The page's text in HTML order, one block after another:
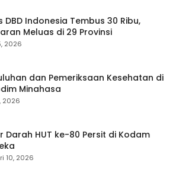
DBD Indonesia Tembus 30 Ribu,
Meluas di 29 Provinsi
2026
dan Pemeriksaan Kesehatan di
Minahasa
2026
Darah HUT ke-80 Persit di Kodam
10, 2026